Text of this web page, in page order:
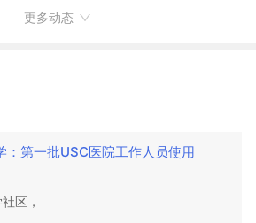
旅行目的地返回的学生在进入校园设施
爱尔兰的F-1继续学生旅行者正在申请或
有资格前往美国
在海关和边境巡逻局（CBP）进行检查
同时进行的同时了解这些变化。在整个
时间。
在前往美国继续学习之前无需申请新
州长今天发布了一项命令（基于全州
提供给您，以帮助您做出决策。
的安全限制和有限的密度，我们的本科
季学期在线上课，并且校园内的 住宿和
管这不是我们希望的，但我们现在建议
他们的课程，并重新考虑本学期住在校
继续进行有限的面对面的校园活动，因
触手可及，可在每个时区使用，以满
更新   2020年秋季的本科课程，包括时
矶正经历着冠状病毒病例的惊人增长，
在秋季学期大幅降低校园密度和所有室
更多动态
第一批USC医院工作人员使用
区，